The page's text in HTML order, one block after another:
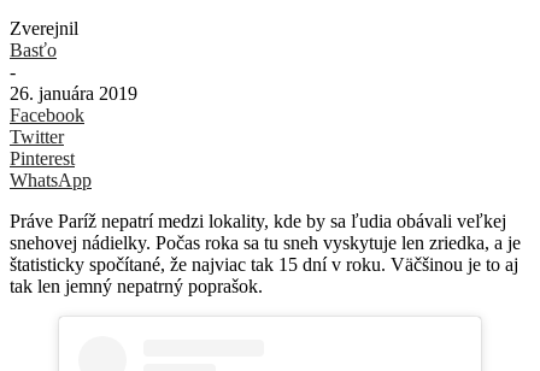
Zverejnil
Basťo
-
26. januára 2019
Facebook
Twitter
Pinterest
WhatsApp
Práve Paríž nepatrí medzi lokality, kde by sa ľudia obávali veľkej
snehovej nádielky. Počas roka sa tu sneh vyskytuje len zriedka, a je
štatisticky spočítané, že najviac tak 15 dní v roku. Väčšinou je to aj
tak len jemný nepatrný poprašok.